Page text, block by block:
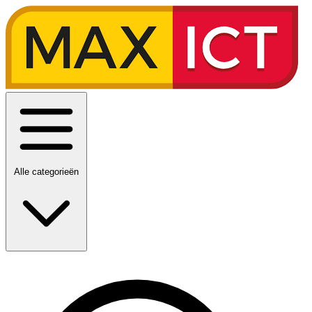
Alle categorieën